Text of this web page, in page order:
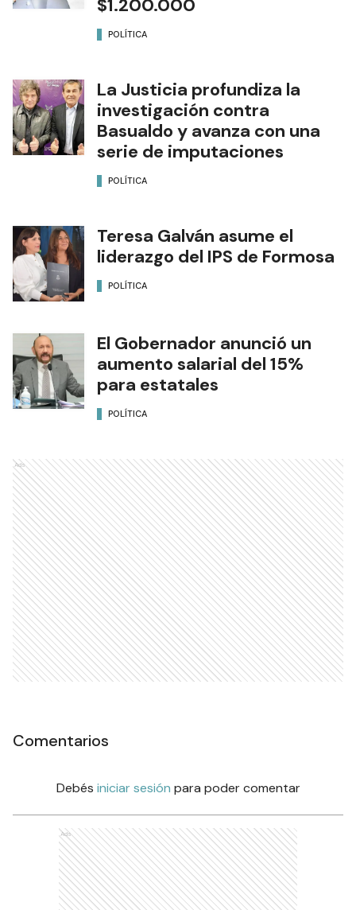
$1.200.000
POLÍTICA
La Justicia profundiza la
investigación contra
Basualdo y avanza con una
serie de imputaciones
POLÍTICA
Teresa Galván asume el
liderazgo del IPS de Formosa
POLÍTICA
El Gobernador anunció un
aumento salarial del 15%
para estatales
POLÍTICA
Ads
Comentarios
Debés iniciar sesión para poder comentar
Ads